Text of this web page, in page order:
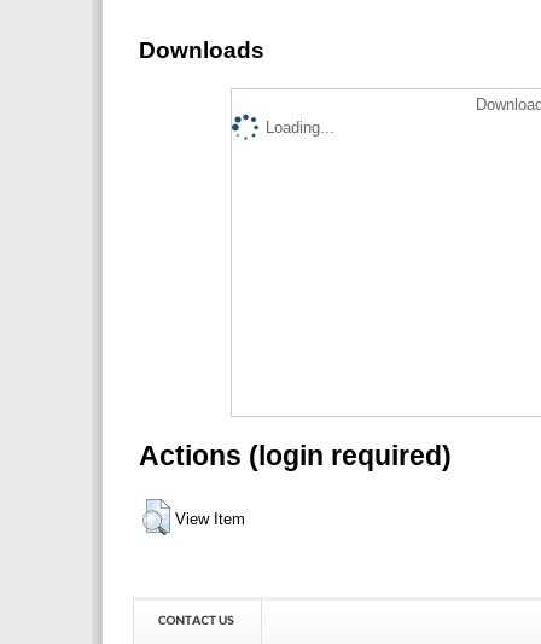
Downloads
Loading...
Actions (login required)
View Item